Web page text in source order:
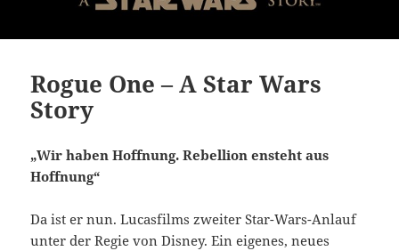
Rogue One – A Star Wars
Story
„Wir haben Hoffnung. Rebellion ensteht aus
Hoffnung“
Da ist er nun. Lucasfilms zweiter Star-Wars-Anlauf
unter der Regie von Disney. Ein eigenes, neues